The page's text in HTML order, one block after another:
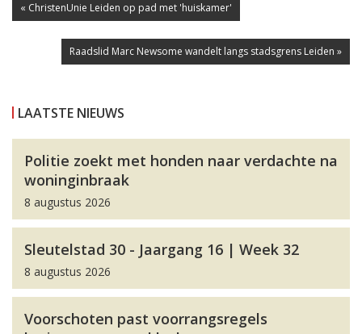
« ChristenUnie Leiden op pad met 'huiskamer'
Raadslid Marc Newsome wandelt langs stadsgrens Leiden »
LAATSTE NIEUWS
Politie zoekt met honden naar verdachte na
woninginbraak
8 augustus 2026
Sleutelstad 30 - Jaargang 16 | Week 32
8 augustus 2026
Voorschoten past voorrangsregels